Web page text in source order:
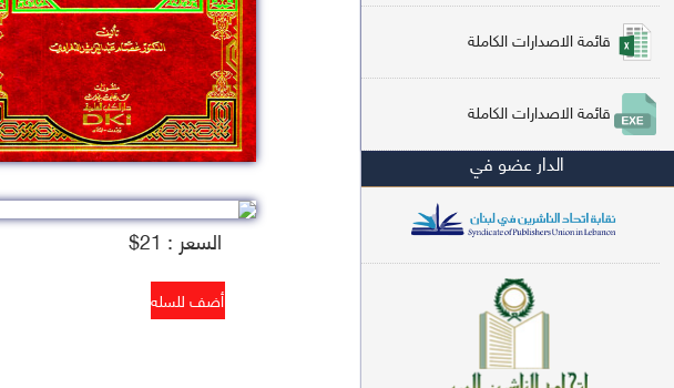
فقه مالكي (112)
تفسير قرآن (106)
علم كلام (96)
أخلاق وتصوف (91)
سير وتراجم (90)
معاجم لغوية (89)
سيرة نبوية وتصوف (81)
قائمة الاصدارات الكاملة
قائمة الاصدارات الكاملة
الدار عضو في
السعر : 21$